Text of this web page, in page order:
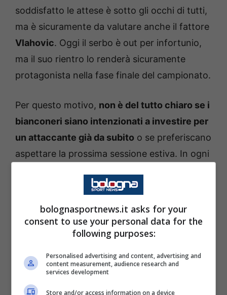
soddisfatto le attese è sotto gli occhi di tutti,
ma è sicuramente da valutare anche il fattore
Vlahovic. Oggi il serbo è out per infortunio,
ma il suo rientro lo renderà sicuramente
protagonista nella fase finale del campionato.
Per questo motivo, non è del tutto chiaro se i
bianconeri siano intenzionati a investire per
un attaccante già da subito o se preferiscano
aspettare la prossima sessione estiva. In ogni
e il suo nome circola ormai da mesi
Trattare con il Bologna non è mai semplice, a
uomini copertina rossoblù.Per portare
bolognasportnews.it asks for your
consent to use your personal data for the
following purposes:
Personalised advertising and content, advertising and
content measurement, audience research and
services development
Store and/or access information on a device